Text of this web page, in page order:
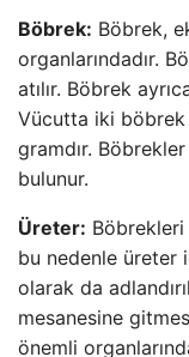
Böbrek: Böbrek,
organlarındadır.
atılır. Böbrek
Vücutta iki böbrek
gramdır.
bulunur.
Üreter:
bu nedenle üreter
olarak da
mesanesine
önemli